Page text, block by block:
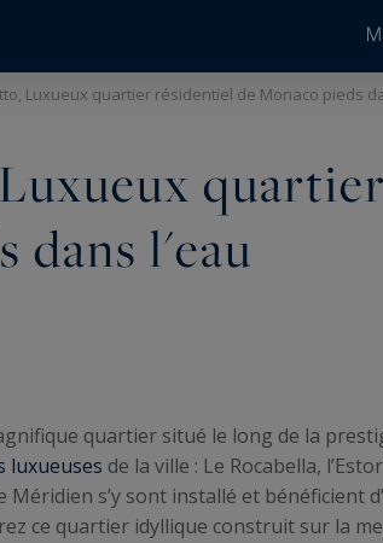
Luxueux quartier résidentiel de Monaco pieds
dans l'eau
quartier situé le long de la
luxueuses de la ville : Le Rocabella,
Méridien s’y sont installé et bénéficient
ce quartier idyllique construit sur la